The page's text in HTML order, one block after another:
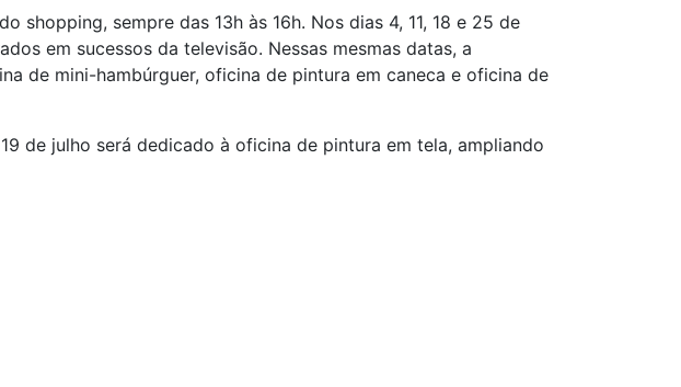
sempre das 13h às 16h. Nos dias 4, 11, 18 e 25 de
em sucessos da televisão. Nessas mesmas datas, a
de mini-hambúrguer, oficina de pintura em caneca e oficina de
de julho será dedicado à oficina de pintura em tela, ampliando